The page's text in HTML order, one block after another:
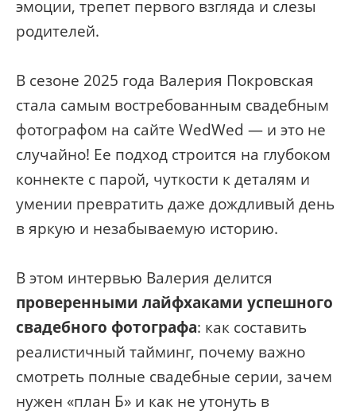
эмоции, трепет первого взгляда и слезы
родителей.
В сезоне 2025 года Валерия Покровская
стала самым востребованным свадебным
фотографом на сайте WedWed — и это не
случайно! Ее подход строится на глубоком
коннекте с парой, чуткости к деталям и
умении превратить даже дождливый день
в яркую и незабываемую историю.
В этом интервью Валерия делится
проверенными лайфхаками успешного
свадебного фотографа: как составить
реалистичный тайминг, почему важно
смотреть полные свадебные серии, зачем
нужен «план Б» и как не утонуть в